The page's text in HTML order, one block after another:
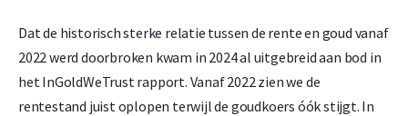
Dat de historisch sterke relatie tussen de rente en goud vanaf
2022 werd doorbroken kwam in 2024 al uitgebreid aan bod in
het InGoldWeTrust rapport. Vanaf 2022 zien we de
rentestand juist oplopen terwijl de goudkoers óók stijgt. In